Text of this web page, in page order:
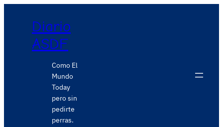
Diario
ASDF
Como El
Mundo
Today
pero sin
pedirte
perras.